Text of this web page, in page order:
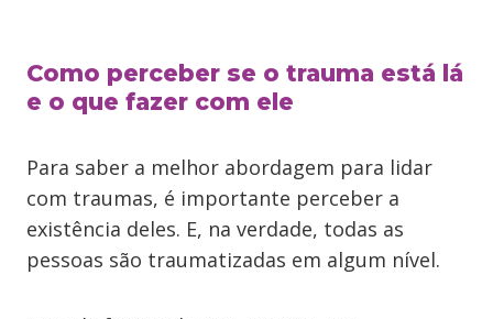
Como perceber se o trauma está lá
e o que fazer com ele
Para saber a melhor abordagem para lidar
com traumas, é importante perceber a
existência deles. E, na verdade, todas as
pessoas são traumatizadas em algum nível.